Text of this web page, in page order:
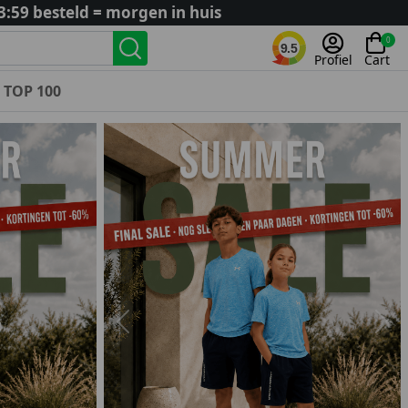
besteld = morgen in huis
9.5
Profiel
0
Cart
Landenteams
Nederland
Algerije
Argentinië
België
Curaçao
Duitsland
Engeland
Frankrijk
Kroatië
TOP 100
Previous